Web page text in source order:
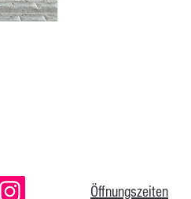
Öffnungszeiten